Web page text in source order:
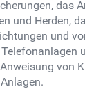
das
und Herden,
und
von